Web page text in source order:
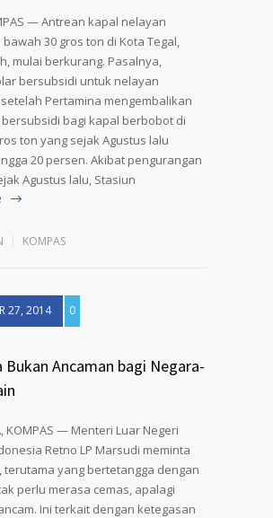
— Antrean kapal nelayan
30 gros ton di Kota Tegal,
mulai berkurang. Pasalnya,
bersubsidi untuk nelayan
Pertamina mengembalikan
bagi kapal berbobot di
ton yang sejak Agustus lalu
20 persen. Akibat pengurangan
Agustus lalu, Stasiun
KOMPAS
27, 2014 0
Bukan Ancaman bagi Negara-
KOMPAS — Menteri Luar Negeri
Retno LP Marsudi meminta
terutama yang bertetangga dengan
perlu merasa cemas, apalagi
Ini terkait dengan ketegasan